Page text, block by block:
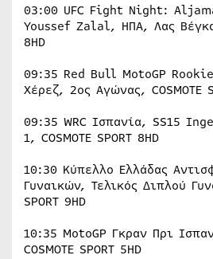
03:00 UFC Fight Night:
Youssef Zalal, ΗΠΑ, Λας
8HD
09:35 Red Bull MotoGP
Χέρεζ, 2ος Αγώνας, COSMOTE
09:35 WRC Ισπανία, SS15
1, COSMOTE SPORT 8HD
10:30 Κύπελλο Ελλάδας
Γυναικών, Τελικός Διπλού
SPORT 9HD
10:35 MotoGP Γκραν Πρι
COSMOTE SPORT 5HD